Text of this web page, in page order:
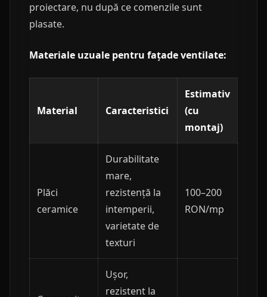
proiectare, nu după ce comenzile sunt
plasate.
Materiale uzuale pentru fațade ventilate:
Material Caracteristici
Estimativ
(cu
montaj)
Plăci
ceramice
Durabilitate
mare,
rezistență la
intemperii,
varietate de
texturi
100–200
RON/mp
Ușor,
rezistent la